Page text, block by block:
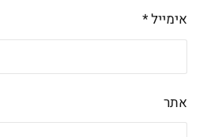
אימייל*
אתר